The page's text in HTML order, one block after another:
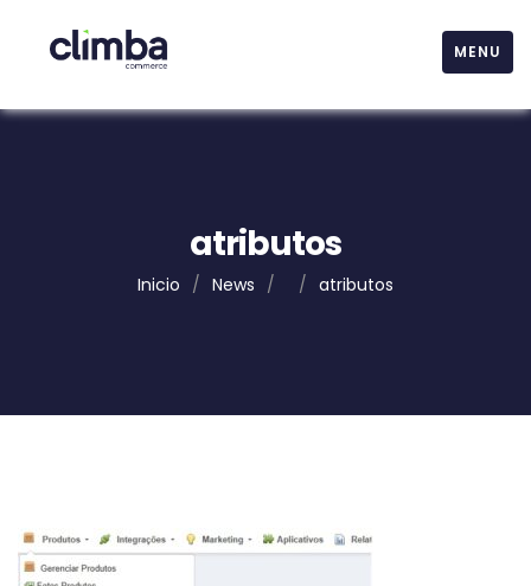
MENU
atributos
Inicio / News / / atributos